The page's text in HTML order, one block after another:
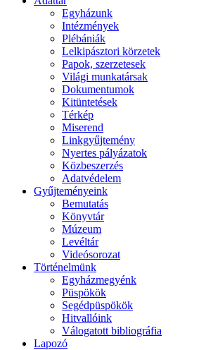
Egyházunk
Intézmények
Plébániák
Lelkipásztori körzetek
Papok, szerzetesek
Világi munkatársak
Dokumentumok
Kitüntetések
Térkép
Miserend
Linkgyűjtemény
Nyertes pályázatok
Közbeszerzés
Adatvédelem
Gyűjteményeink
Bemutatás
Könyvtár
Múzeum
Levéltár
Videósorozat
Történelmünk
Egyházmegyénk
Püspökök
Segédpüspökök
Hitvallóink
Válogatott bibliográfia
Lapozó